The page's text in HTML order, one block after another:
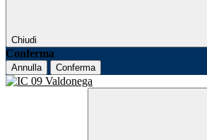
Chiudi
Conferma
Annulla Conferma